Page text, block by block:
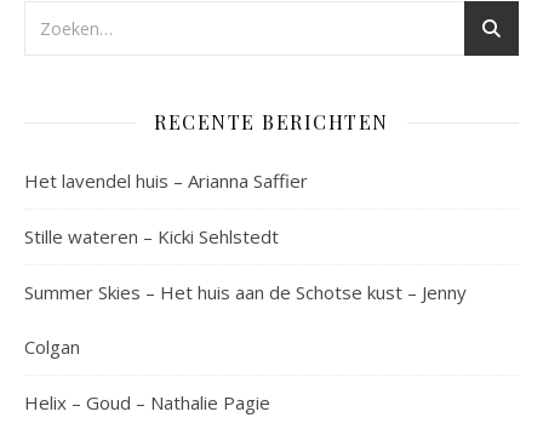
RECENTE BERICHTEN
Het lavendel huis – Arianna Saffier
Stille wateren – Kicki Sehlstedt
Summer Skies – Het huis aan de Schotse kust – Jenny
Colgan
Helix – Goud – Nathalie Pagie